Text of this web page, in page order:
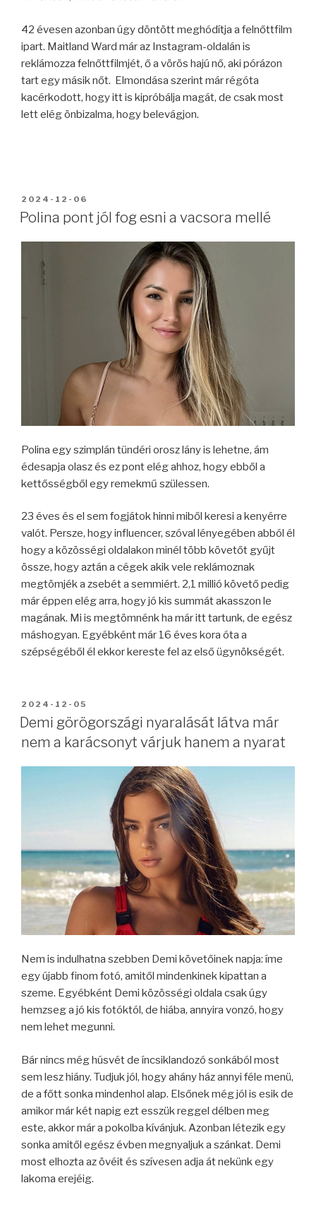
42 évesen azonban úgy döntött meghódítja a felnőttfilm
ipart. Maitland Ward már az Instagram-oldalán is
reklámozza felnőttfilmjét, ő a vörös hajú nő, aki pórázon
tart egy másik nőt. Elmondása szerint már régóta
kacérkodott, hogy itt is kipróbálja magát, de csak most
lett elég önbizalma, hogy belevágjon.
BEKÜLDVE:
2024-12-06
Polina pont jól fog esni a vacsora mellé
Polina egy szimplán tündéri orosz lány is lehetne, ám
édesapja olasz és ez pont elég ahhoz, hogy ebből a
kettősségből egy remekmű szülessen.
23 éves és el sem fogjátok hinni miből keresi a kenyérre
valót. Persze, hogy influencer, szóval lényegében abból él
hogy a közösségi oldalakon minél több követőt gyűjt
össze, hogy aztán a cégek akik vele reklámoznak
megtömjék a zsebét a semmiért. 2,1 millió követő pedig
már éppen elég arra, hogy jó kis summát akasszon le
magának. Mi is megtömnénk ha már itt tartunk, de egész
máshogyan. Egyébként már 16 éves kora óta a
szépségéből él ekkor kereste fel az első ügynökségét.
BEKÜLDVE:
2024-12-05
Demi görögországi nyaralását látva már
nem a karácsonyt várjuk hanem a nyarat
Nem is indulhatna szebben Demi követőinek napja: íme
egy újabb finom fotó, amitől mindenkinek kipattan a
szeme. Egyébként Demi közösségi oldala csak úgy
hemzseg a jó kis fotóktól, de hiába, annyira vonzó, hogy
nem lehet megunni.
Bár nincs még húsvét de íncsiklandozó sonkából most
sem lesz hiány. Tudjuk jól, hogy ahány ház annyi féle menü,
de a főtt sonka mindenhol alap. Elsőnek még jól is esik de
amikor már két napig ezt esszük reggel délben meg
este, akkor már a pokolba kívánjuk. Azonban létezik egy
sonka amitől egész évben megnyaljuk a szánkat. Demi
most elhozta az övéit és szívesen adja át nekünk egy
lakoma erejéig.